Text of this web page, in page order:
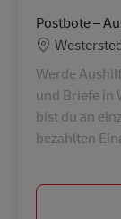
Postbote –
Location
Werde
und Briefe in
bist du an
bezahlten